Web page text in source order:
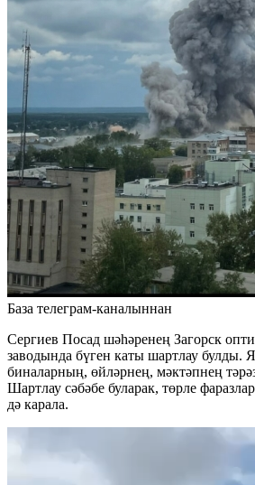
База телеграм-каналыннан
Сергиев Посад шәһәренең Загорск
заводында бүген каты шартлау булды.
биналарның, өйләрнең, мәктәпнең
Шартлау сәбәбе буларак, төрле
дә карала.